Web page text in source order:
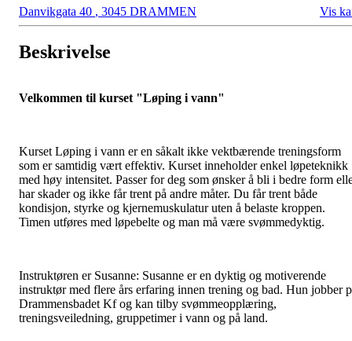
Danvikgata 40 , 3045 DRAMMEN Vis
Beskrivelse
Velkommen til kurset "Løping i vann"
Kurset Løping i vann er en såkalt ikke vektbærende treningsform
som er samtidig vært effektiv. Kurset inneholder enkel løpeteknikk
med høy intensitet. Passer for deg som ønsker å bli i bedre form
har skader og ikke får trent på andre måter. Du får trent både
kondisjon, styrke og kjernemuskulatur uten å belaste kroppen.
Timen utføres med løpebelte og man må være svømmedyktig.
Instruktøren er Susanne: Susanne er en dyktig og motiverende
instruktør med flere års erfaring innen trening og bad. Hun jobber
Drammensbadet Kf og kan tilby svømmeopplæring,
treningsveiledning, gruppetimer i vann og på land.